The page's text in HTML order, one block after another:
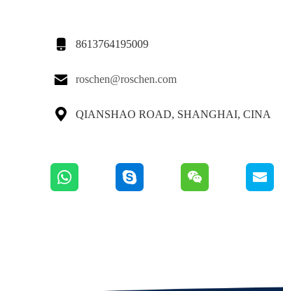
 8613764195009
 roschen@roschen.com
 QIANSHAO ROAD, SHANGHAI, CINA